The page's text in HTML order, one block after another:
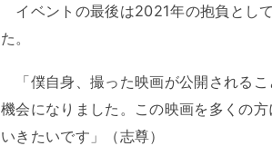
イベントの最後は2021年の抱負とし
た。
「僕自身、撮った映画が公開される
機会になりました。この映画を多くの
いきたいです」（志尊）